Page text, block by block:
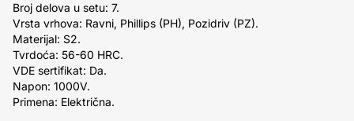
Broj delova u setu: 7.
Vrsta vrhova: Ravni, Phillips (PH), Pozidriv (PZ).
Materijal: S2.
Tvrdoća: 56-60 HRC.
VDE sertifikat: Da.
Napon: 1000V.
Primena: Električna.